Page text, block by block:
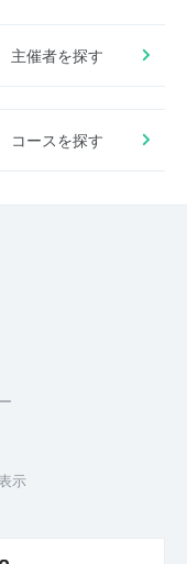
主催者を探す
コースを探す
示